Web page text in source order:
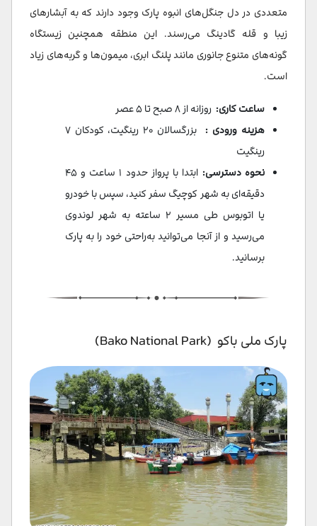
متعددی در دل جنگل‌های انبوه پارک وجود دارند که به آبشارهای
زیبا و قله گادینگ می‌رسند. این منطقه همچنین زیستگاه
گونه‌های متنوع جانوری مانند پلنگ ابری، میمون‌ها و گربه‌های زیاد
است.
ساعت کاری: روزانه از ۸ صبح تا ۵ عصر
هزینه ورودی :
بزرگسالان ۲۰ رینگیت، کودکان ۷
رینگیت
نحوه دسترسی:
ابتدا با پرواز حدود ۱ ساعت و ۴۵
دقیقه‌ای به شهر کوچیگ سفر کنید، سپس با خودرو
یا اتوبوس طی مسیر ۲ ساعته به شهر لوندوی
می‌رسید و از آنجا می‌توانید به‌راحتی خود را به پارک
برسانید.
پارک ملی باکو (Bako National Park)